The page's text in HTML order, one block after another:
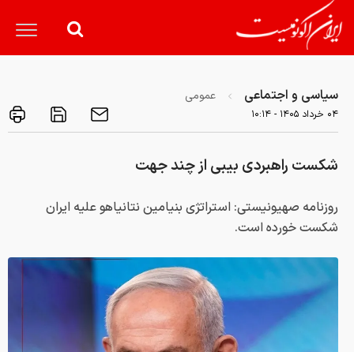
سیاسی و اجتماعی عمومی
۰۴ خرداد ۱۴۰۵ - ۱۰:۱۴
شکست راهبردی بیبی‌ از چند جهت
روزنامه صهیونیستی: استراتژی بنیامین نتانیاهو علیه ایران
شکست خورده است.